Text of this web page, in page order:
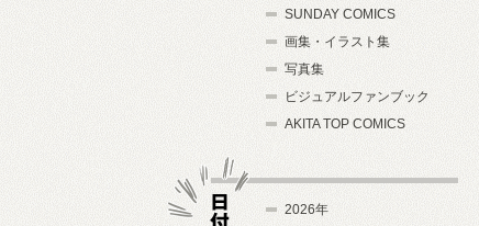
SUNDAY COMICS
画集・イラスト集
写真集
ビジュアルファンブック
AKITA TOP COMICS
2026年